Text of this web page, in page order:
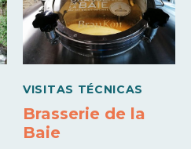
VISITAS TÉCNICAS
Brasserie de la
Baie